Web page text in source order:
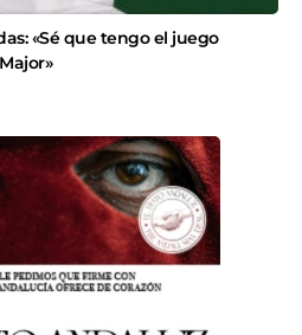
«Sé que tengo el juego